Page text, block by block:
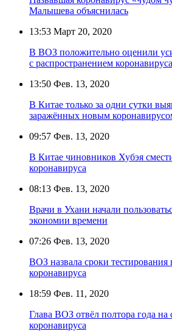
Малышева объяснилась
13:53 Март 20, 2020
В ВОЗ положительно оценили
с распространением коронавируса
13:50 Фев. 13, 2020
В Китае только за одни сутки
заражённых новым
09:57 Фев. 13, 2020
В Китае чиновников Хубэя
коронавируса
08:13 Фев. 13, 2020
Врачи в Ухани начали
экономии времени
07:26 Фев. 13, 2020
ВОЗ назвала сроки
коронавируса
18:59 Фев. 11, 2020
Глава ВОЗ отвёл полтора года на
коронавируса